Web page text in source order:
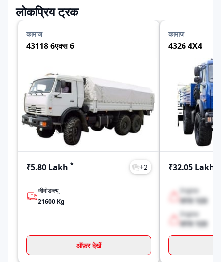
स्वराज माजदा फोर्स
वोल्वो
लोकप्रिय ट्रक
कामाज
43118 6एक्स 6
₹5.80 Lakh * +2
जीवीडब्ल्यू
21600 Kg
ऑफ़र देखें
कामाज
4326 4X4
₹32.05 Lakh
Engine
XYX 123
Engine
XYX 123